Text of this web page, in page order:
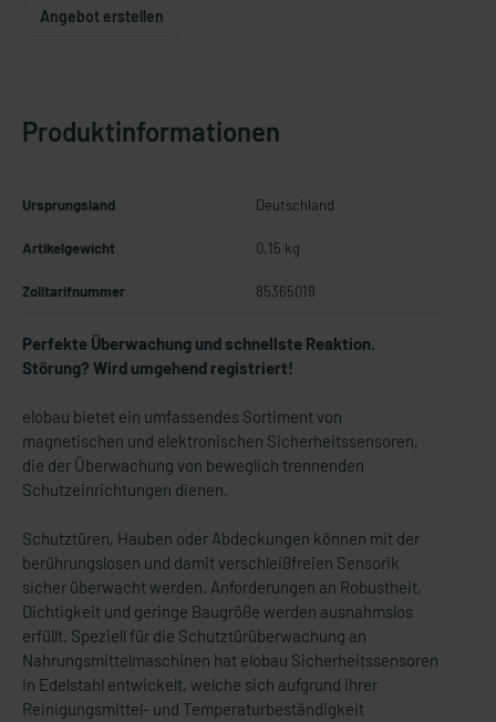
Angebot erstellen
Produktinformationen
Ursprungsland Deutschland
Artikelgewicht 0.15 kg
Zolltarifnummer 85365019
Perfekte Überwachung und schnellste Reaktion.
Störung? Wird umgehend registriert!
elobau bietet ein umfassendes Sortiment von
magnetischen und elektronischen Sicherheitssensoren,
die der Überwachung von beweglich trennenden
Schutzeinrichtungen dienen.
Schutztüren, Hauben oder Abdeckungen können mit der
berührungslosen und damit verschleißfreien Sensorik
sicher überwacht werden. Anforderungen an Robustheit,
Dichtigkeit und geringe Baugröße werden ausnahmslos
erfüllt. Speziell für die Schutztürüberwachung an
Nahrungsmittelmaschinen hat elobau Sicherheitssensoren
in Edelstahl entwickelt, welche sich aufgrund ihrer
Reinigungsmittel- und Temperaturbeständigkeit